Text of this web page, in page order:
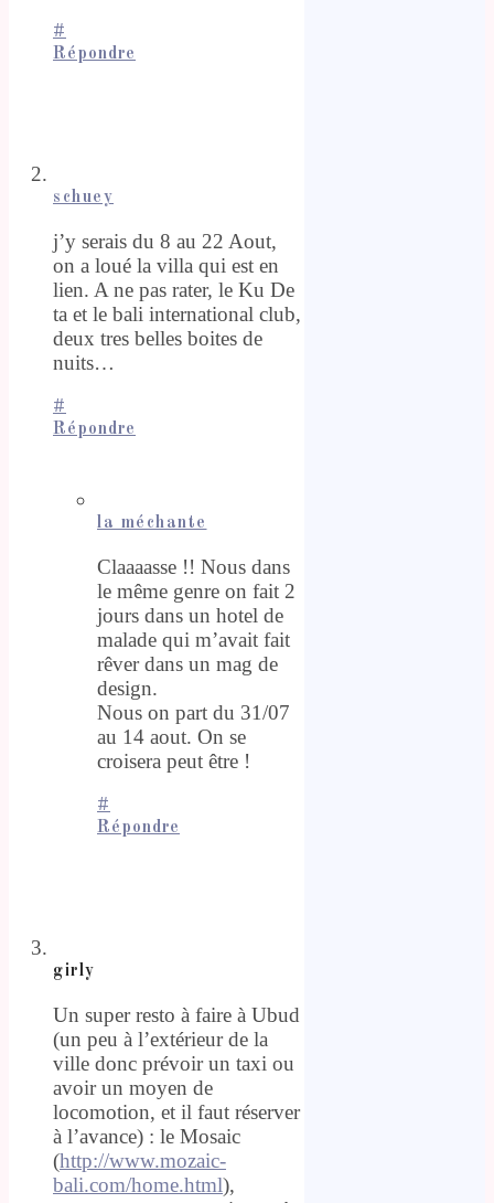
#
Répondre
schuey
j’y serais du 8 au 22 Aout,
on a loué la villa qui est en
lien. A ne pas rater, le Ku De
ta et le bali international club,
deux tres belles boites de
nuits…
#
Répondre
la méchante
Claaaasse !! Nous dans
le même genre on fait 2
jours dans un hotel de
malade qui m’avait fait
rêver dans un mag de
design.
Nous on part du 31/07
au 14 aout. On se
croisera peut être !
#
Répondre
girly
Un super resto à faire à Ubud
(un peu à l’extérieur de la
ville donc prévoir un taxi ou
avoir un moyen de
locomotion, et il faut réserver
à l’avance) : le Mosaic
(http://www.mozaic-
bali.com/home.html),